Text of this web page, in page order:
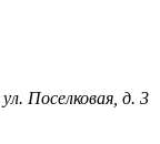
Поселковая, д. 3